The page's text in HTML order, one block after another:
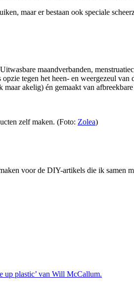
maar er bestaan ook speciale
maandverbanden,
tegen het heen- en weergezeul
akelig) én gemaakt van
zelf maken. (Foto: Zolea)
voor de DIY-artikels die ik samen
up plastic’ van Will McCallum.